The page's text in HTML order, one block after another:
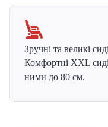
Зручні та великі
Комфортні XXL
ними до 80 см.